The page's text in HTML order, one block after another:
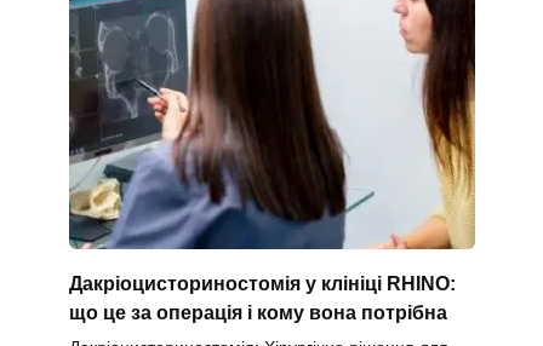
Дакріоцисториностомія у клініці RHINO:
що це за операція і кому вона потрібна